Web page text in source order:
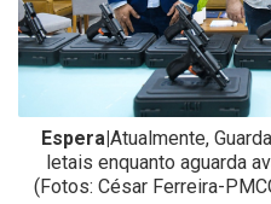
Espera|Atualmente,
letais enquanto aguarda
(Fotos: César Ferreira-